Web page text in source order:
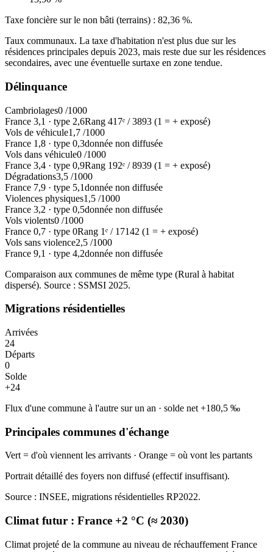
Taxe foncière sur le non bâti (terrains) : 82,36 %.
Taux communaux. La taxe d'habitation n'est plus due sur les
résidences principales depuis 2023, mais reste due sur les résidences
secondaires, avec une éventuelle surtaxe en zone tendue.
Délinquance
Cambriolages0 /1000
France 3,1 · type 2,6Rang 417ᵉ /3893 (1 = + exposé)
Vols de véhicule1,7 /1000
France 1,8 · type 0,3donnée non diffusée
Vols dans véhicule0 /1000
France 3,4 · type 0,9Rang 192ᵉ /8939 (1 = + exposé)
Dégradations3,5 /1000
France 7,9 · type 5,1donnée non diffusée
Violences physiques1,5 /1000
France 3,2 · type 0,5donnée non diffusée
Vols violents0 /1000
France 0,7 · type 0Rang 1ᵉ / 17142 (1 = + exposé)
Vols sans violence2,5 /1000
France 9,1 · type 4,2donnée non diffusée
Comparaison aux communes de même type (Rural à habitat
dispersé). Source : SSMSI 2025.
Migrations résidentielles
Arrivées
24
Départs
0
Solde
+24
Flux d'une commune à l'autre sur un an · solde net +180,5 ‰
Principales communes d'échange
Vert = d'où viennent les arrivants · Orange = où vont les partants
Portrait détaillé des foyers non diffusé (effectif insuffisant).
Source : INSEE, migrations résidentielles RP2022.
Climat futur : France +2 °C (≈ 2030)
Climat projeté de la commune au niveau de réchauffement France